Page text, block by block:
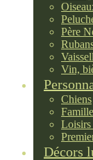
Père
Vin,
Chiens
Loisirs
Décors